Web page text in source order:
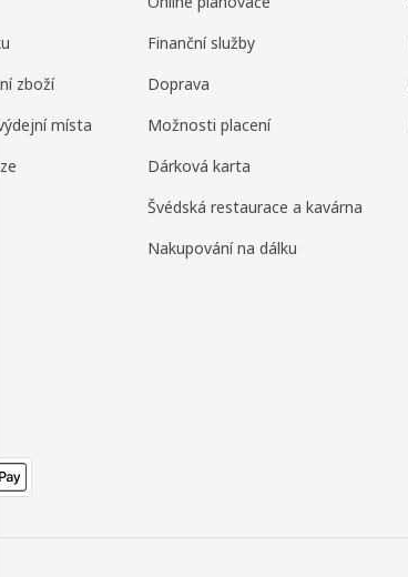
zboží
místa
Finanční služby
Doprava
Možnosti placení
Dárková karta
Švédská restaurace a kavárna
Nakupování na dálku